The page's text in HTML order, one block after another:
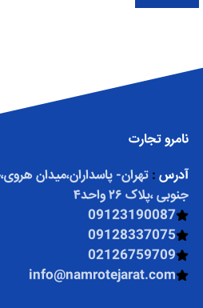
نامرو تجارت
آدرس : تهران- پاسداران،میدان
جنوبی ،پلاک ۲۶ واحد۴
09123190087
09128337075
02126759709
info@namrotejarat.com